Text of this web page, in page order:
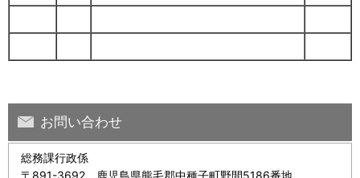
お問い合わせ
総務課行政係